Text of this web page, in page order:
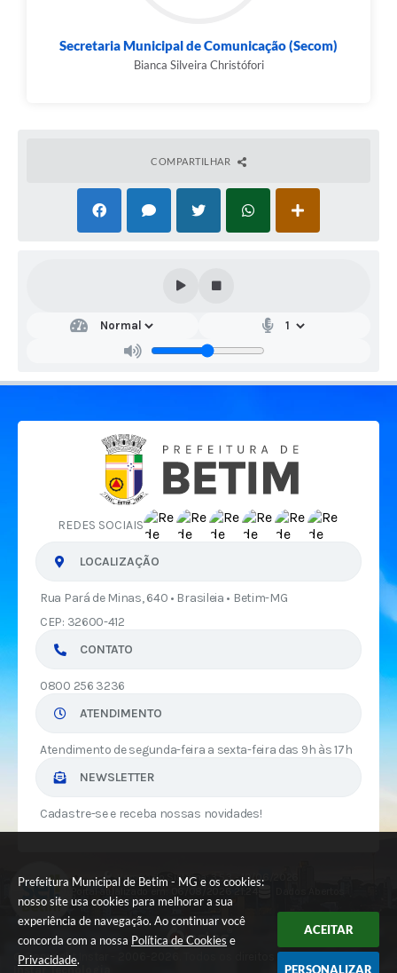
Prefeitura Municipal de Betim - MG e os cookies:
nosso site usa cookies para melhorar a sua
experiência de navegação. Ao continuar você
concorda com a nossa Política de Cookies e
Privacidade.
ACEITAR
PERSONALIZAR
Secretaria Municipal de Comunicação (Secom)
Bianca Silveira Christófori
COMPARTILHAR
REDES SOCIAIS
LOCALIZAÇÃO
Rua Pará de Minas, 640 • Brasileia • Betim-MG
CEP: 32600-412
CONTATO
0800 256 3236
ATENDIMENTO
Atendimento de segunda-feira a sexta-feira das 9h às 17h
NEWSLETTER
Cadastre-se e receba nossas novidades!
Versão do Sistema:3.5.3 - 19/06/2026
Portal atualizado em:
© Copyright Instar - 2006-2026. Todos os direitos reservados -
Instar Tecnologia